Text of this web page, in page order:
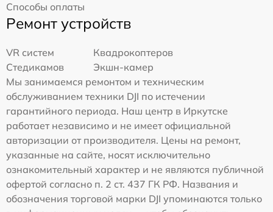
Способы оплаты
Ремонт устройств
VR систем
Квадрокоптеров
Стедикамов
Экшн-камер
Мы занимаемся ремонтом и техническим
обслуживанием техники DJI по истечении
гарантийного периода. Наш центр в Иркутске
работает независимо и не имеет официальной
авторизации от производителя. Цены на ремонт,
указанные на сайте, носят исключительно
ознакомительный характер и не являются публичной
офертой согласно п. 2 ст. 437 ГК РФ. Названия и
обозначения торговой марки DJI упоминаются только